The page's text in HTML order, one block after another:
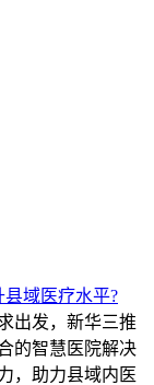
域医疗水平?
出发，新华三推
的智慧医院解决
，助力县域内医